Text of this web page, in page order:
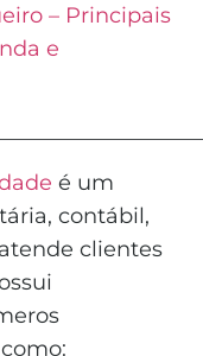
– Principais
e
é um
contábil,
clientes